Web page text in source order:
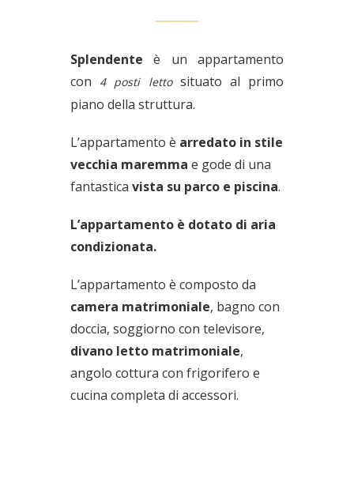
Splendenteè un appartamento
con
4 posti lettosituato al primo
piano della struttura.
L’appartamento è arredato in stile
vecchia maremma e gode di una
fantastica vista su parco e piscina.
L’appartamento è dotato di aria
condizionata.
L’appartamento è composto da
camera matrimoniale, bagno con
doccia, soggiorno con televisore,
divano letto matrimoniale,
angolo cottura con frigorifero e
cucina completa di accessori.